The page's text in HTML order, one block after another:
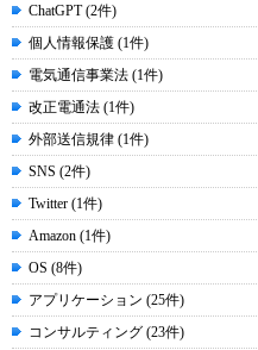
ChatGPT (2件)
個人情報保護 (1件)
電気通信事業法 (1件)
改正電通法 (1件)
外部送信規律 (1件)
SNS (2件)
Twitter (1件)
Amazon (1件)
OS (8件)
アプリケーション (25件)
コンサルティング (23件)